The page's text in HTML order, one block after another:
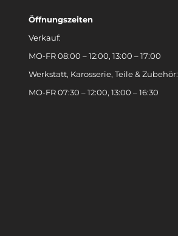
Öffnungszeiten
Verkauf:
MO-FR 08:00 – 12:00, 13:00 – 17:00
Werkstatt, Karosserie, Teile & Zubehör:
MO-FR 07:30 – 12:00, 13:00 – 16:30